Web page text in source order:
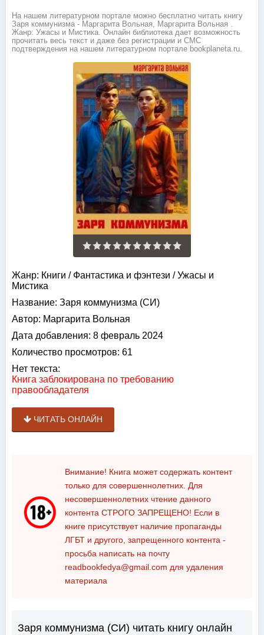
На нашем литературном портале можно бесплатно читать книгу
Заря коммунизма - Маргарита Вольная, Маргарита Вольная .
Жанр: Ужасы и Мистика. Онлайн библиотека дает возможность
прочитать весь текст и даже без регистрации и СМС
подтверждения на нашем литературном портале bookplaneta.ru.
Жанр: Книги / Фантастика и фэнтези /Ужасы и
Мистика
Название: Заря коммунизма (СИ)
Автор: Маргарита Вольная
Дата добавления: 8 февраль 2024
Количество просмотров: 61
Нет текста:
Книга заблокирована по требованию
правообладателя
ЧИТАТЬ ОНЛАЙН
Внимание! Книга может содержать контент
только для совершеннолетних. Для
несовершеннолетних чтение данного
контента СТРОГО ЗАПРЕЩЕНО! Если в
книге присутствует наличие пропаганды
ЛГБТ и другого, запрещенного контента -
просьба написать на почту
readbookfedya@gmail.com для удаления
материала
Заря коммунизма (СИ) читать книгу онлайн